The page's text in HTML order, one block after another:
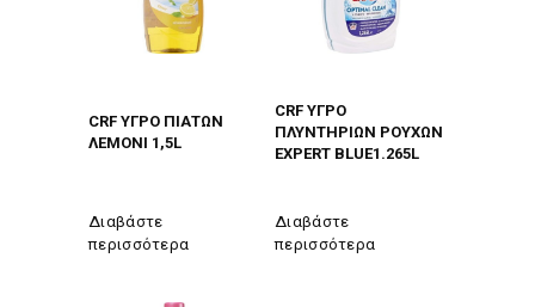
CRF ΥΓΡΟ ΠΙΑΤΩΝ
ΛΕΜΟΝΙ 1,5L
Διαβάστε
περισσότερα
CRF ΥΓΡΟ
ΠΛΥΝΤΗΡΙΩΝ ΡΟΥΧΩΝ
EXPERT BLUE1.265L
Διαβάστε
περισσότερα